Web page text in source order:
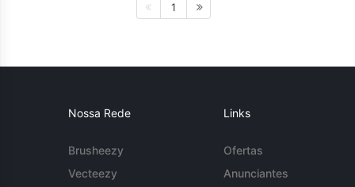
1
Nossa Rede
Brusheezy
Vecteezy
Links
Ofertas
Anunciantes